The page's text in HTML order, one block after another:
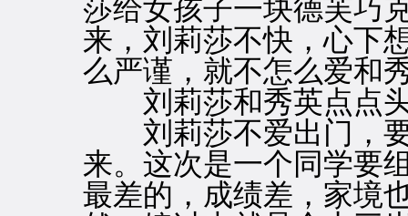
莎给女孩子一块德芙巧
来，刘莉莎不快，心下
么严谨，就不怎么爱和
刘莉莎和秀英点点头
刘莉莎不爱出门，要
来。这次是一个同学要
最差的，成绩差，家境